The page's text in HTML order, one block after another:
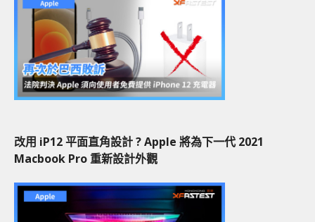
改用 iP12 平面直角設計 ? Apple 將為下一代 2021
Macbook Pro 重新設計外觀